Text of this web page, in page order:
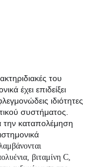
του
έχει επιδείξει
ιδιότητες
συστήματος.
την καταπολέμηση
βιταμίνη C,